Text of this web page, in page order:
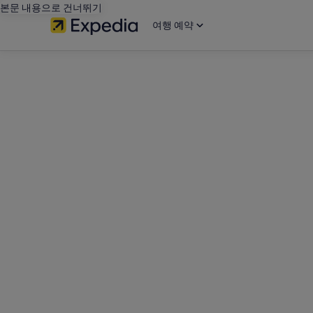
본문 내용으로 건너뛰기
여행 예약